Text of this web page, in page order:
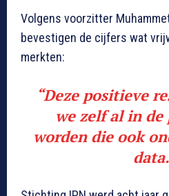
Volgens voorzitter
bevestigen de cijfers wat
merkten:
“Deze positieve
we zelf al in
worden die ook
data.